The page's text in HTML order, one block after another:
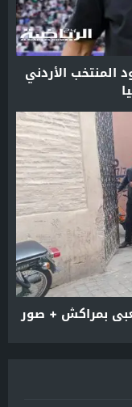
المنتخب الأردني
بمراكش + صور